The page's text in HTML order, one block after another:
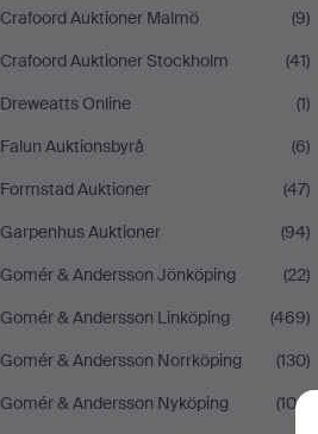
Crafoord Auktioner Malmö
(9)
Crafoord Auktioner Stockholm
(41)
Dreweatts Online
(1)
Falun Auktionsbyrå
(6)
Formstad Auktioner
(47)
Garpenhus Auktioner
(94)
Gomér & Andersson Jönköping
(22)
Gomér & Andersson Linköping
(469)
Gomér & Andersson Norrköping
(130)
Gomér & Andersson Nyköping
(102)